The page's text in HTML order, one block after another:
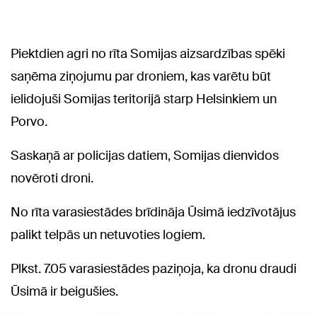
Piektdien agri no rīta Somijas aizsardzības spēki
saņēma ziņojumu par droniem, kas varētu būt
ielidojuši Somijas teritorijā starp Helsinkiem un
Porvo.
Saskaņā ar policijas datiem, Somijas dienvidos
novēroti droni.
No rīta varasiestādes brīdināja Ūsimā iedzīvotājus
palikt telpās un netuvoties logiem.
Plkst. 7.05 varasiestādes paziņoja, ka dronu draudi
Ūsimā ir beigušies.